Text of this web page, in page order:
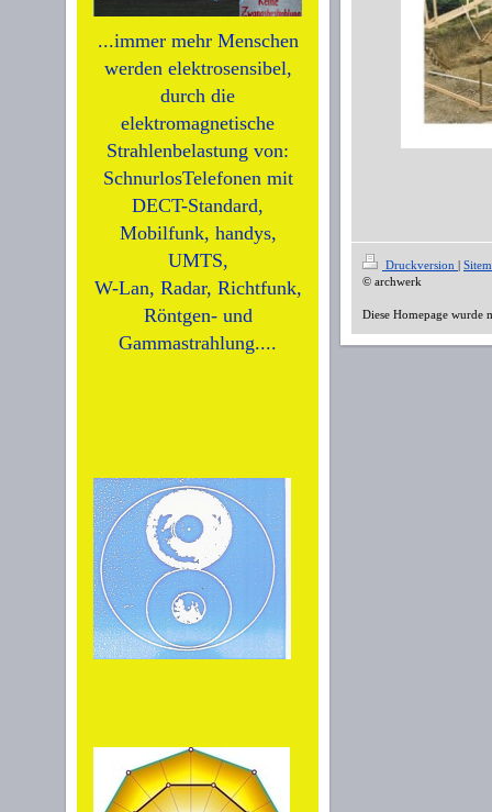
...immer mehr Menschen
werden elektrosensibel,
durch die
elektromagnetische
Strahlenbelastung von:
SchnurlosTelefonen mit
DECT-Standard,
Mobilfunk, handys,
UMTS,
W-Lan, Radar, Richtfunk,
Röntgen- und
Gammastrahlung....
Druckversion |
© archwerk
Diese Homepage wurde